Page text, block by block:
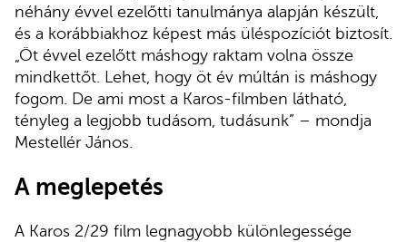
néhány évvel ezelőtti tanulmánya alapján készült,
és a korábbiakhoz képest más üléspozíciót biztosít.
„Öt évvel ezelőtt máshogy raktam volna össze
mindkettőt. Lehet, hogy öt év múltán is máshogy
fogom. De ami most a Karos-filmben látható,
tényleg a legjobb tudásom, tudásunk” – mondja
Mestellér János.
A meglepetés
A Karos 2/29 film legnagyobb különlegessége